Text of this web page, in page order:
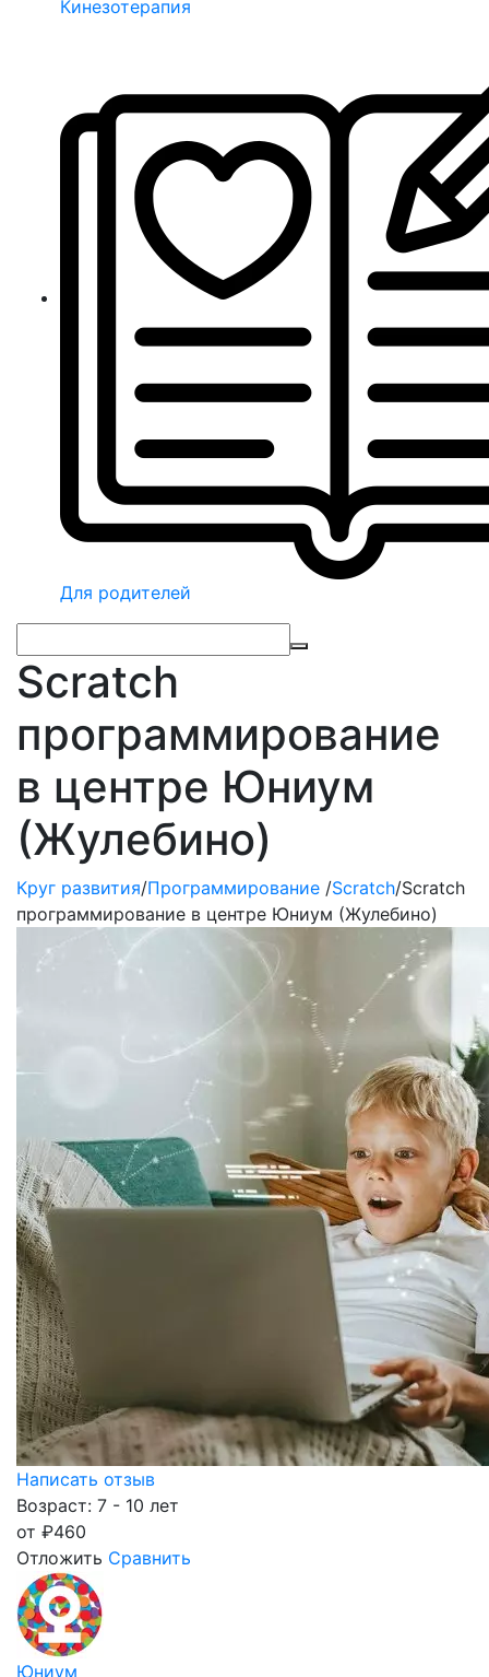
Кинезотерапия
Для родителей
Scratch
программирование
в центре Юниум
(Жулебино)
Круг развития/Программирование /Scratch/Scratch
программирование в центре Юниум (Жулебино)
Написать отзыв
Возраст: 7 - 10 лет
от ₽460
Отложить Сравнить
Юниум